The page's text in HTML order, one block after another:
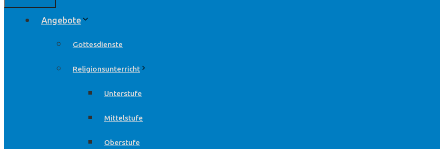
Angebote
Gottesdienste
Religionsunterricht
Unterstufe
Mittelstufe
Oberstufe